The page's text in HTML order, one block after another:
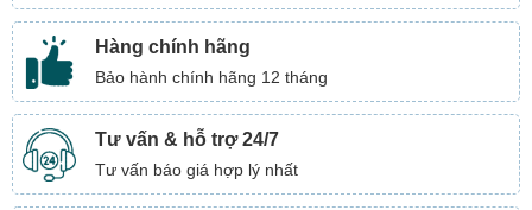
Hàng chính hãng
Bảo hành chính hãng 12 tháng
Tư vấn & hỗ trợ 24/7
Tư vấn báo giá hợp lý nhất